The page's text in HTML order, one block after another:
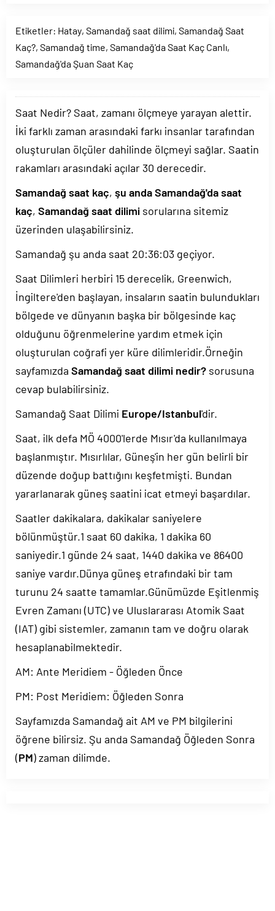
Etiketler: Hatay, Samandağ saat dilimi, Samandağ Saat
Kaç?, Samandağ time, Samandağ'da Saat Kaç Canlı,
Samandağ'da Şuan Saat Kaç
Saat Nedir? Saat, zamanı ölçmeye yarayan alettir.
İki farklı zaman arasındaki farkı insanlar tarafından
oluşturulan ölçüler dahilinde ölçmeyi sağlar. Saatin
rakamları arasındaki açılar 30 derecedir.
Samandağ saat kaç, şu anda Samandağ'da saat
kaç, Samandağ saat dilimi sorularına sitemiz
üzerinden ulaşabilirsiniz.
Samandağ şu anda saat 20:36:03 geçiyor.
Saat Dilimleri herbiri 15 derecelik, Greenwich,
İngiltere'den başlayan, insaların saatin bulundukları
bölgede ve dünyanın başka bir bölgesinde kaç
olduğunu öğrenmelerine yardım etmek için
oluşturulan coğrafi yer küre dilimleridir.Örneğin
sayfamızda Samandağ saat dilimi nedir? sorusuna
cevap bulabilirsiniz.
Samandağ Saat Dilimi Europe/Istanbul'dir.
Saat, ilk defa MÖ 4000'lerde Mısır'da kullanılmaya
başlanmıştır. Mısırlılar, Güneş'in her gün belirli bir
düzende doğup battığını keşfetmişti. Bundan
yararlanarak güneş saatini icat etmeyi başardılar.
Saatler dakikalara, dakikalar saniyelere
bölünmüştür.1 saat 60 dakika, 1 dakika 60
saniyedir.1 günde 24 saat, 1440 dakika ve 86400
saniye vardır.Dünya güneş etrafındaki bir tam
turunu 24 saatte tamamlar.Günümüzde Eşitlenmiş
Evren Zamanı (UTC) ve Uluslararası Atomik Saat
(IAT) gibi sistemler, zamanın tam ve doğru olarak
hesaplanabilmektedir.
AM: Ante Meridiem - Öğleden Önce
PM: Post Meridiem: Öğleden Sonra
Sayfamızda Samandağ ait AM ve PM bilgilerini
öğrene bilirsiz. Şu anda Samandağ Öğleden Sonra
(PM) zaman dilimde.